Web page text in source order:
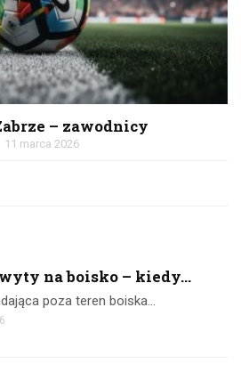
– zawodnicy
11 marca 2026
na boisko – kiedy...
poza teren boiska…